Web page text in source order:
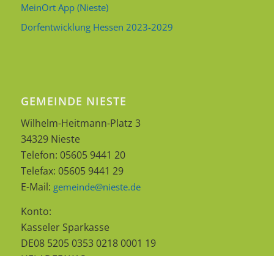
MeinOrt App (Nieste)
Dorfentwicklung Hessen 2023-2029
GEMEINDE NIESTE
Wilhelm-Heitmann-Platz 3
34329 Nieste
Telefon: 05605 9441 20
Telefax: 05605 9441 29
E-Mail: gemeinde@nieste.de
Konto:
Kasseler Sparkasse
DE08 5205 0353 0218 0001 19